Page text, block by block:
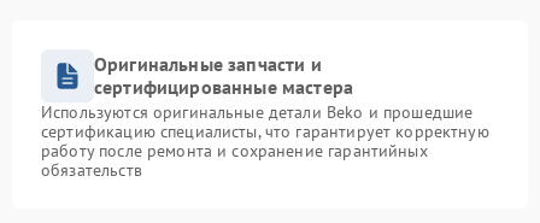
Оригинальные запчасти и
сертифицированные мастера
Используются оригинальные детали Beko и прошедшие
сертификацию специалисты, что гарантирует корректную
работу после ремонта и сохранение гарантийных
обязательств